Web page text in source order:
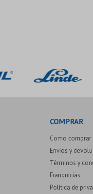
COMPRAR
Como comprar
Envíos y
Términos y
Franquicias
Política de